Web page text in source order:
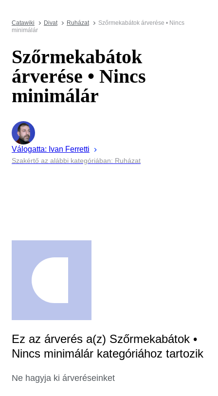
Catawiki Divat Ruházat
Szőrmekabátok árverése • Nincs
minimálár
Szőrmekabátok
árverése • Nincs
minimálár
Válogatta: Ivan Ferretti
Szakértő az alábbi kategóriában: Ruházat
Ez az árverés a(z) Szőrmekabátok •
Nincs minimálár kategóriához tartozik
Ne hagyja ki árveréseinket